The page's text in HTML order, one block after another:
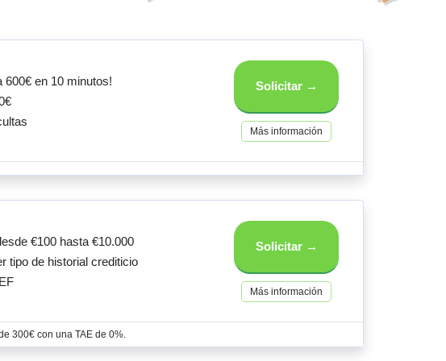
600€ en 10 minutos!
Solicitar →
Más información
€100 hasta €10.000
tipo de historial crediticio
Solicitar →
Más información
300€ con una TAE de 0%.